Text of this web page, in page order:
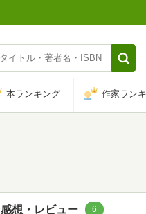
本ランキング 作家ラン
感想・レビュー 6